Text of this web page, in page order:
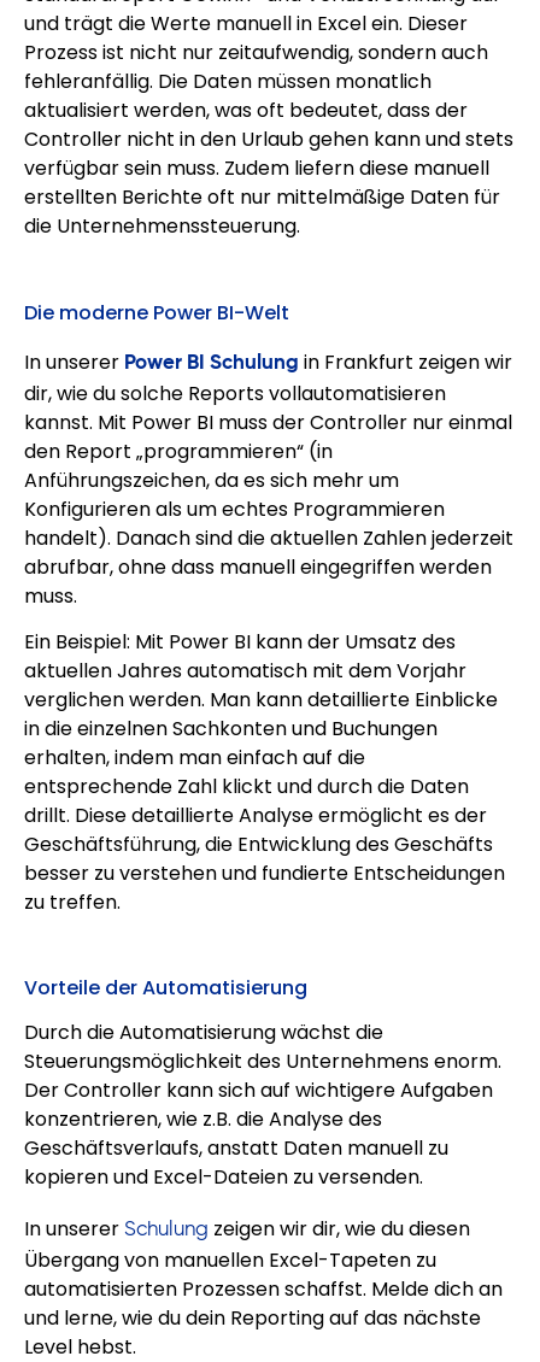
und trägt die Werte manuell in Excel ein. Dieser
Prozess ist nicht nur zeitaufwendig, sondern auch
fehleranfällig. Die Daten müssen monatlich
aktualisiert werden, was oft bedeutet, dass der
Controller nicht in den Urlaub gehen kann und stets
verfügbar sein muss. Zudem liefern diese manuell
erstellten Berichte oft nur mittelmäßige Daten für
die Unternehmenssteuerung.
Die moderne Power BI-Welt
In unserer Power BI Schulung in Frankfurt zeigen wir
dir, wie du solche Reports vollautomatisieren
kannst. Mit Power BI muss der Controller nur einmal
den Report „programmieren“ (in
Anführungszeichen, da es sich mehr um
Konfigurieren als um echtes Programmieren
handelt). Danach sind die aktuellen Zahlen jederzeit
abrufbar, ohne dass manuell eingegriffen werden
muss.
Ein Beispiel: Mit Power BI kann der Umsatz des
aktuellen Jahres automatisch mit dem Vorjahr
verglichen werden. Man kann detaillierte Einblicke
in die einzelnen Sachkonten und Buchungen
erhalten, indem man einfach auf die
entsprechende Zahl klickt und durch die Daten
drillt. Diese detaillierte Analyse ermöglicht es der
Geschäftsführung, die Entwicklung des Geschäfts
besser zu verstehen und fundierte Entscheidungen
zu treffen.
Vorteile der Automatisierung
Durch die Automatisierung wächst die
Steuerungsmöglichkeit des Unternehmens enorm.
Der Controller kann sich auf wichtigere Aufgaben
konzentrieren, wie z.B. die Analyse des
Geschäftsverlaufs, anstatt Daten manuell zu
kopieren und Excel-Dateien zu versenden.
In unserer Schulung zeigen wir dir, wie du diesen
Übergang von manuellen Excel-Tapeten zu
automatisierten Prozessen schaffst. Melde dich an
und lerne, wie du dein Reporting auf das nächste
Level hebst.